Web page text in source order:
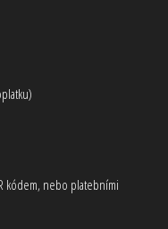
kódem, nebo platebními